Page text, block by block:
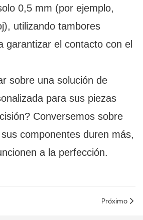
0,5 mm (por ejemplo,
utilizando tambores
garantizar el contacto con el
sobre una solución de
para sus piezas
Conversemos sobre
componentes duren más,
a la perfección.
Próximo